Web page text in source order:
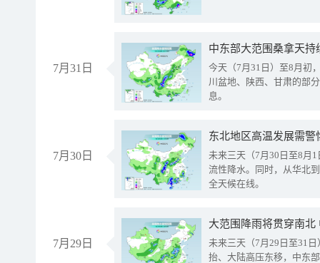
7月31日
中东部大范围桑拿天
今天（7月31日）至8月初
川盆地、陕西、甘肃的部
息。
7月30日
东北地区高温发展需
未来三天（7月30日至8月
流性降水。同时，从华北
全天候在线。
7月29日
大范围降雨将贯穿南
未来三天（7月29日至31
抬、大陆高压东移，中东